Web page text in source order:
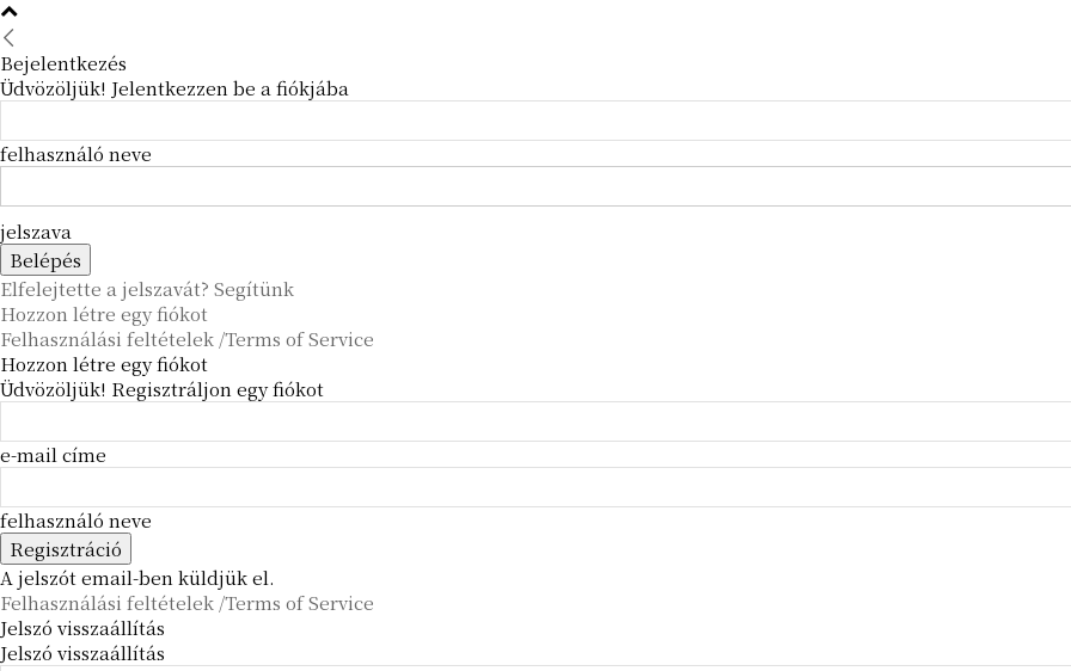
Bejelentkezés
Üdvözöljük! Jelentkezzen be a fiókjába
felhasználó neve
jelszava
Elfelejtette a jelszavát? Segítünk
Hozzon létre egy fiókot
Felhasználási feltételek /Terms of Service
Hozzon létre egy fiókot
Üdvözöljük! Regisztráljon egy fiókot
e-mail címe
felhasználó neve
A jelszót email-ben küldjük el.
Felhasználási feltételek /Terms of Service
Jelszó visszaállítás
Jelszó visszaállítás